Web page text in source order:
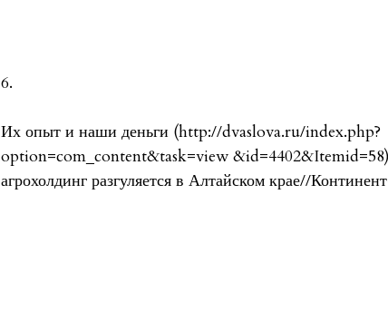
6.
Их опыт и наши деньги (http://dvaslova.ru/index.php?
option=com_content&task=view
агрохолдинг разгуляется в Алтайском крае//